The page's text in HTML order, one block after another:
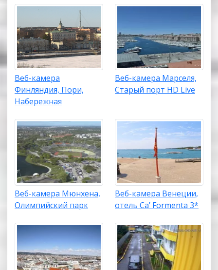
Веб-камера
Финляндия, Пори,
Набережная
Веб-камера Марселя,
Старый порт HD Live
Веб-камера Мюнхена,
Олимпийский парк
Веб-камера Венеции,
отель Ca’ Formenta 3*